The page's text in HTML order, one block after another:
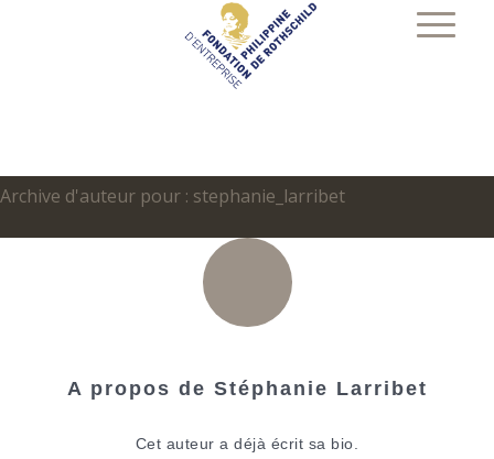
Archive d'auteur pour : stephanie_larribet
A propos de Stéphanie Larribet
Cet auteur a déjà écrit sa bio.